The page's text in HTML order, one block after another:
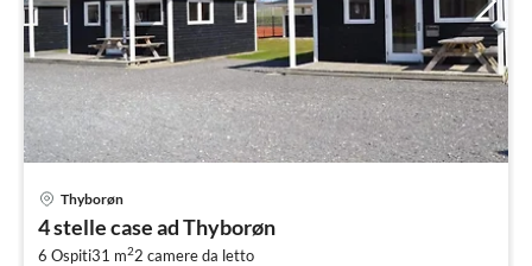
Thyborøn
4 stelle case ad Thyborøn
6 Ospiti31 m22 camere da letto